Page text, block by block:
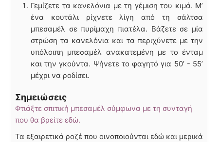
Γεμίζετε τα κανελόνια με τη γέμιση του κιμά. Μ’
ένα κουτάλι ρίχνετε λίγη από τη σάλτσα
μπεσαμέλ σε πυρίμαχη πιατέλα. Βάζετε σε μία
στρώση τα κανελόνια και τα περιχύνετε με την
υπόλοιπη μπεσαμέλ ανακατεμένη με το ένταμ
και την γκούντα. Ψήνετε το φαγητό για 50’ - 55’
μέχρι να ροδίσει.
Σημειώσεις
Φτιάξτε σπιτική μπεσαμέλ σύμφωνα με τη συνταγή
που θα βρείτε εδώ.
Τα εξαιρετικά ροζέ που οινοποιούνται εδώ και μερικά